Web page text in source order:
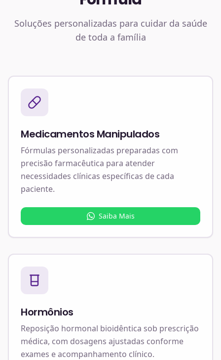
Soluções personalizadas para cuidar da saúde
de toda a família
Medicamentos Manipulados
Fórmulas personalizadas preparadas com
precisão farmacêutica para atender
necessidades clínicas específicas de cada
paciente.
Saiba Mais
Hormônios
Reposição hormonal bioidêntica sob prescrição
médica, com dosagens ajustadas conforme
exames e acompanhamento clínico.